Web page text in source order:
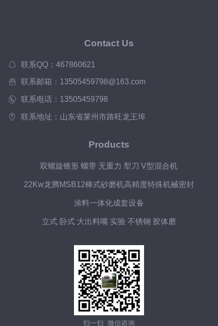
Contact Us
联系QQ：467860621
联系邮箱：13505459798@163.com
联系电话：13505459798
联系地址：山东省莱州市路旺龙王埠
Products
双螺旋锥形 螺带 无重力 犁刀 V型混合机
22Kw龙腾MSB12棒式砂磨机高精度特殊机械密封
涂料一体化成套设备
立式 卧式 大出料嘴 实验 不锈钢 胶体磨
扫一扫 微信咨询